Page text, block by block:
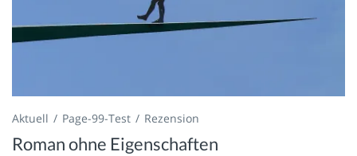
Aktuell Page-99-Test Rezension
Roman ohne Eigenschaften